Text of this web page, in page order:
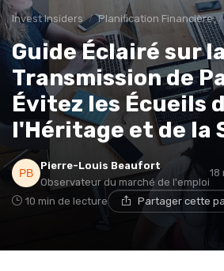
Invest Insiders Planification Financière
Guide Éclairé sur
Transmission de
Évitez les Écueils
l'Héritage et de la
Pierre-Louis Beaufort
Observateur du marché de l'emploi
18
10 min de lecture Partager cette